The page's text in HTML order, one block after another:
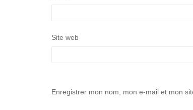
Site web
Enregistrer mon nom, mon e-mail et mon